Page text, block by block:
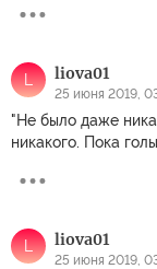
L liova01
25 июня 2019,
"Не было даже
никакого. Пока
L liova01
25 июня 2019,